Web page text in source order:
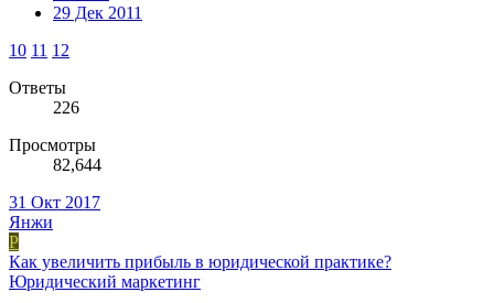
29 Дек 2011
10 11 12
Ответы
226
Просмотры
82,644
31 Окт 2017
Янжи
Р
Как увеличить прибыль в юридической практике?
Юридический маркетинг